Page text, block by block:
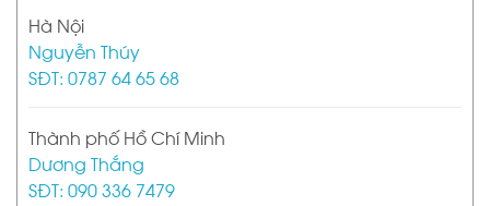
Hà Nội
Nguyễn Thúy
SĐT: 0787 64 65 68
Thành phố Hồ Chí Minh
Dương Thắng
SĐT: 090 336 7479